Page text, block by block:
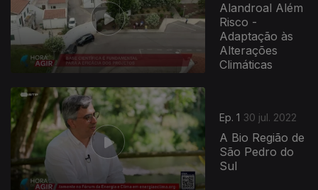
Alandroal Além
Risco -
Adaptação às
Alterações
Climáticas
Ep. 1 30 jul. 2022
A Bio Região de
São Pedro do
Sul